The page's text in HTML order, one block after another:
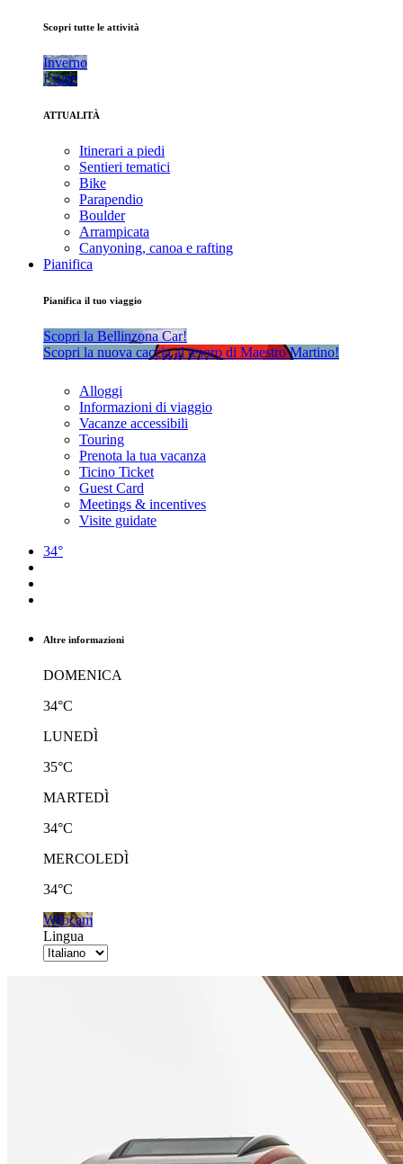
Scopri tutte le attività
Inverno
Estate
ATTUALITÀ
Itinerari a piedi
Sentieri tematici
Bike
Parapendio
Boulder
Arrampicata
Canyoning, canoa e rafting
Pianifica
Pianifica il tuo viaggio
Scopri la Bellinzona Car!
Scopri la nuova caccia al tesoro di Maestro Martino!
Alloggi
Informazioni di viaggio
Vacanze accessibili
Touring
Prenota la tua vacanza
Ticino Ticket
Guest Card
Meetings & incentives
Visite guidate
34°
Altre informazioni
DOMENICA
34°C
LUNEDÌ
35°C
MARTEDÌ
34°C
MERCOLEDÌ
34°C
Webcam
Lingua